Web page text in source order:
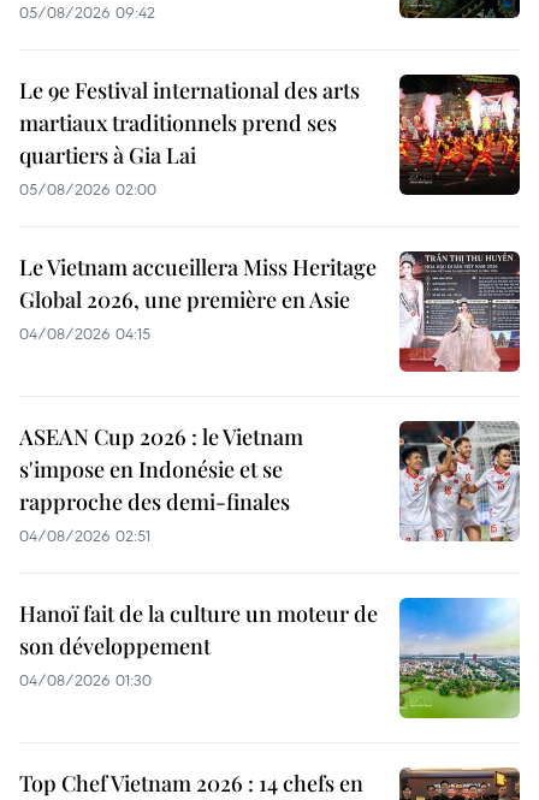
05/08/2026 09:42
Le 9e Festival international des arts
martiaux traditionnels prend ses
quartiers à Gia Lai
05/08/2026 02:00
Le Vietnam accueillera Miss Heritage
Global 2026, une première en Asie
04/08/2026 04:15
ASEAN Cup 2026 : le Vietnam
s'impose en Indonésie et se
rapproche des demi-finales
04/08/2026 02:51
Hanoï fait de la culture un moteur de
son développement
04/08/2026 01:30
Top Chef Vietnam 2026 : 14 chefs en